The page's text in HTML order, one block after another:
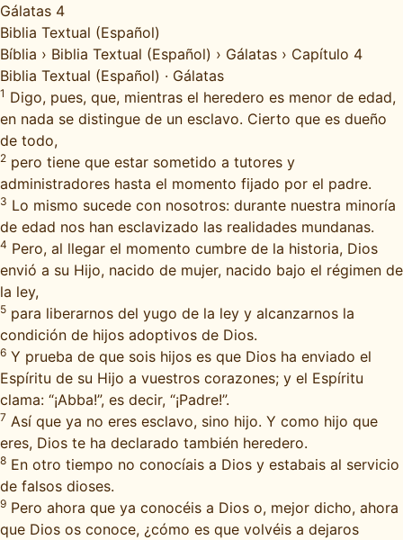
Gálatas 4
Biblia Textual (Español)
Bíblia › Biblia Textual (Español) › Gálatas › Capítulo 4
Biblia Textual (Español) · Gálatas
1 Digo, pues, que, mientras el heredero es menor de edad,
en nada se distingue de un esclavo. Cierto que es dueño
de todo,
2 pero tiene que estar sometido a tutores y
administradores hasta el momento fijado por el padre.
3 Lo mismo sucede con nosotros: durante nuestra minoría
de edad nos han esclavizado las realidades mundanas.
4 Pero, al llegar el momento cumbre de la historia, Dios
envió a su Hijo, nacido de mujer, nacido bajo el régimen de
la ley,
5 para liberarnos del yugo de la ley y alcanzarnos la
condición de hijos adoptivos de Dios.
6 Y prueba de que sois hijos es que Dios ha enviado el
Espíritu de su Hijo a vuestros corazones; y el Espíritu
clama: “¡Abba!”, es decir, “¡Padre!”.
7 Así que ya no eres esclavo, sino hijo. Y como hijo que
eres, Dios te ha declarado también heredero.
8 En otro tiempo no conocíais a Dios y estabais al servicio
de falsos dioses.
9 Pero ahora que ya conocéis a Dios o, mejor dicho, ahora
que Dios os conoce, ¿cómo es que volvéis a dejaros